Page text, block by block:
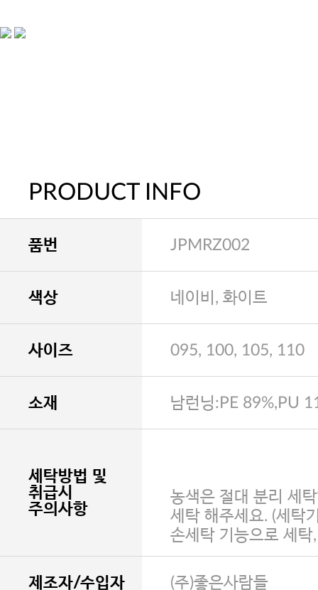
PRODUCT INFO
품번 JPMRZ002
색상 네이비, 화이트
사이즈 095, 100, 105, 110
소재 남런닝:PE 89%,PU
세탁방법 및
취급시
주의사항
농색은 절대 분리 세
세탁 해주세요. (세탁
손세탁 기능으로 세탁
제조자/수입자 (주)좋은사람들